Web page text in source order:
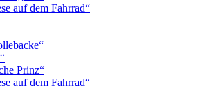
auf dem Fahrrad“
Prinz“
auf dem Fahrrad“